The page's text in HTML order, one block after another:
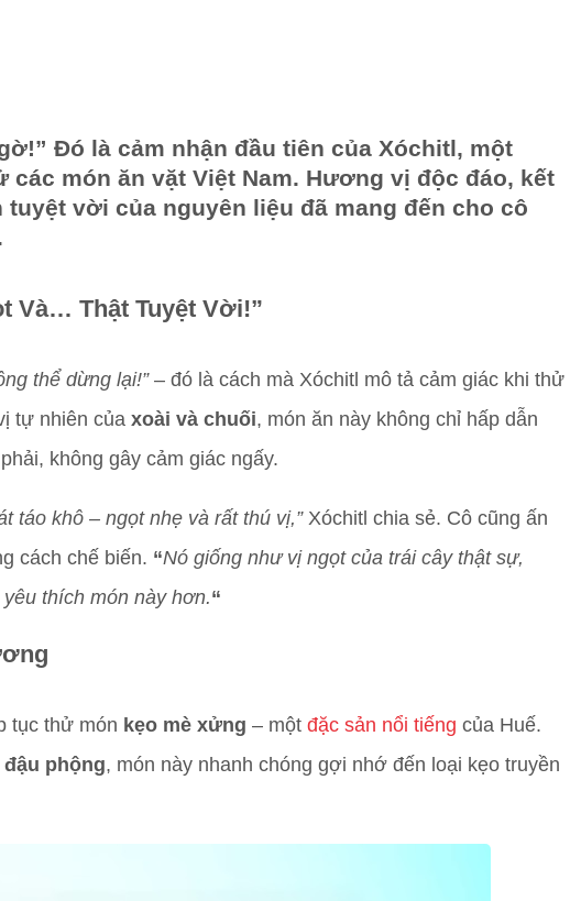
Đó là cảm nhận đầu tiên của Xóchitl, một
món ăn vặt Việt Nam. Hương vị độc đáo, kết
vời của nguyên liệu đã mang đến cho cô
Và… Thật Tuyệt Vời!”
thể dừng lại!”– đó là cách mà Xóchitl mô tả cảm giác khi thử
tự nhiên của xoài và chuối, món ăn này không chỉ hấp dẫn
không gây cảm giác ngấy.
táo khô – ngọt nhẹ và rất thú vị,”Xóchitl chia sẻ. Cô cũng ấn
cách chế biến. “Nó giống như vị ngọt của trái cây thật sự,
thích món này hơn.“
tục thử món kẹo mè xửng – một đặc sản nổi tiếng của Huế.
phộng, món này nhanh chóng gợi nhớ đến loại kẹo truyền